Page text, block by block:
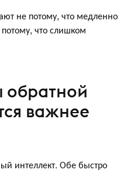
не потому, что медленно
что слишком
обратной
важнее
интеллект. Обе быстро